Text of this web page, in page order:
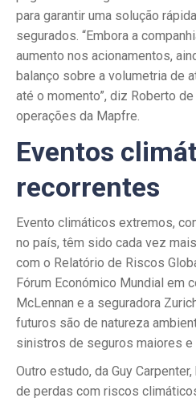
para garantir uma solução
segurados. “Embora a
aumento nos acionamentos,
balanço sobre a volumetria de
até o momento”, diz Roberto
operações da Mapfre.
Eventos
recorrentes
Evento climáticos extremos,
no país, têm sido cada vez
com o Relatório de Riscos
Fórum Económico Mundial em
McLennan e a seguradora
futuros são de natureza
sinistros de seguros maiores
Outro estudo, da Guy
de perdas com riscos